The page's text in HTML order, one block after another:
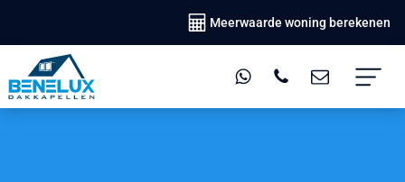
Meerwaarde woning berekenen